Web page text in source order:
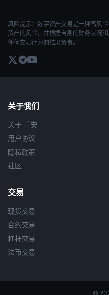
风险提示：数字资产交易是一种高风
资产的风险，并根据自身的财务状况
任何交易行为的结果负责。
关于我们
关于 币安
用户协议
隐私政策
社区
交易
现货交易
合约交易
杠杆交易
法币交易
©